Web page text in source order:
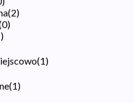
(2)
0)
)
(1)
(1)